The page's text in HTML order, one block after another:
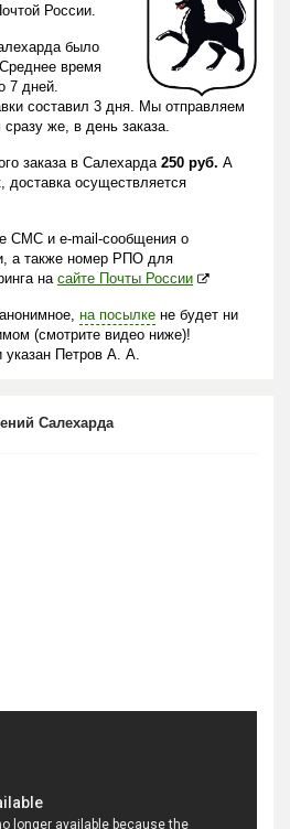
России.
было
время
7 дней.
составил 3 дня. Мы отправляем
же, в день заказа.
заказа в Салехарда 250 руб. А
доставка осуществляется
СМС и e-mail-сообщения о
а также номер РПО для
на сайте Почты России
на посылке не будет ни
(смотрите видео ниже)!
указан Петров А. А.
Салехарда